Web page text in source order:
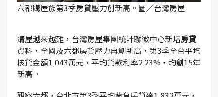
六都購屋族第3季房貸壓力創新高。圖／台灣房屋
購屋越來越難，台灣房屋集團統計聯徵中心新增房貸
資料，全國及六都房貸壓力再創新高，第3季全台平均
核貸金額1,043萬元，平均貸款利率2.23%，均創15年
新高。